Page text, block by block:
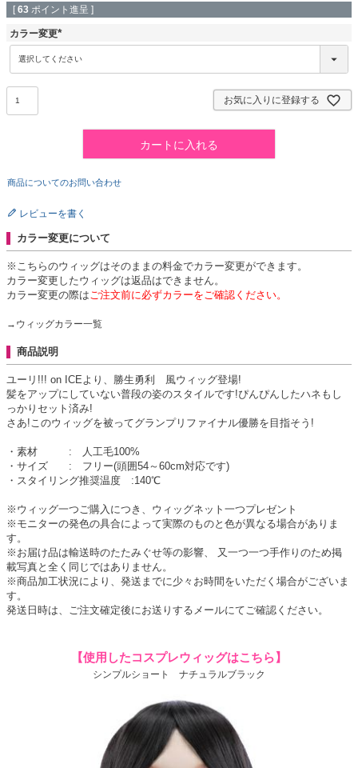
[ 63 ポイント進呈 ]
カラー変更
(
必
須
)
お気に入りに登録する
カートに入れる
商品についてのお問い合わせ
レビューを書く
カラー変更について
※こちらのウィッグはそのままの料金でカラー変更ができます。
カラー変更したウィッグは返品はできません。
カラー変更の際は ご注文前に必ずカラーをご確認ください。
→ウィッグカラー一覧
商品説明
ユーリ!!! on ICEより、勝生勇利 風ウィッグ登場!
髪をアップにしていない普段の姿のスタイルです!ぴんぴんしたハネもし
っかりセット済み!
さあ!このウィッグを被ってグランプリファイナル優勝を目指そう!
・素材 : 人工毛100%
・サイズ : フリー(頭囲54～60cm対応です)
・スタイリング推奨温度 :140℃
※ウィッグ一つご購入につき、ウィッグネット一つプレゼント
※モニターの発色の具合によって実際のものと色が異なる場合がありま
す。
※お届け品は輸送時のたたみぐせ等の影響、 又一つ一つ手作りのため掲
載写真と全く同じではありません。
※商品加工状況により、発送までに少々お時間をいただく場合がございま
す。
発送日時は、ご注文確定後にお送りするメールにてご確認ください。
【使用したコスプレウィッグはこちら】
シンプルショート ナチュラルブラック